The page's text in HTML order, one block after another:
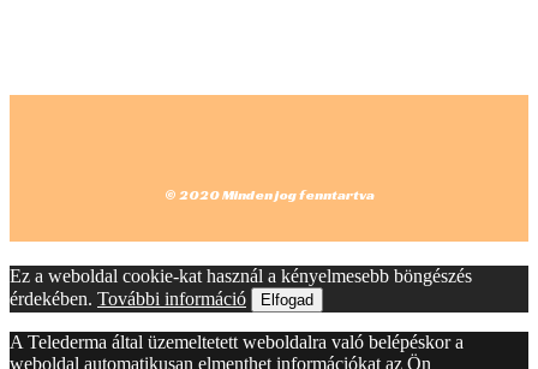
© 2020 Minden jog fenntartva
Ez a weboldal cookie-kat használ a kényelmesebb böngészés
érdekében. További információ Elfogad
A Telederma által üzemeltetett weboldalra való belépéskor a
weboldal automatikusan elmenthet információkat az Ön